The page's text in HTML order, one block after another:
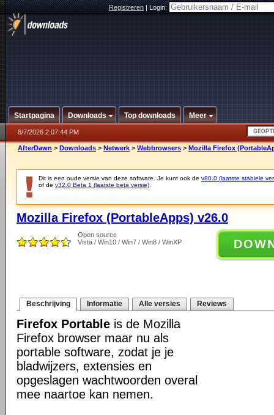
Registreren|Login:
Startpagina Downloads Top downloads Meer
8/7/2026 2:07:44 PM
AfterDawn > Downloads > Netwerk > Webbrowsers > Mozilla Firefox
Dit is een oude versie van deze software. Je kunt ook de v80.0 (laatste stabiele
of de v32.0 Beta 1 (laatste beta versie)
Mozilla Firefox (PortableApps) v26.0
Open source
Vista / Win10 / Win7 / Win8 / WinXP
Beschrijving Informatie Alle versies Reviews
Firefox Portable is de Mozilla
Firefox browser maar nu als
portable software, zodat je je
bladwijzers, extensies en
opgeslagen wachtwoorden overal
mee naartoe kan nemen.